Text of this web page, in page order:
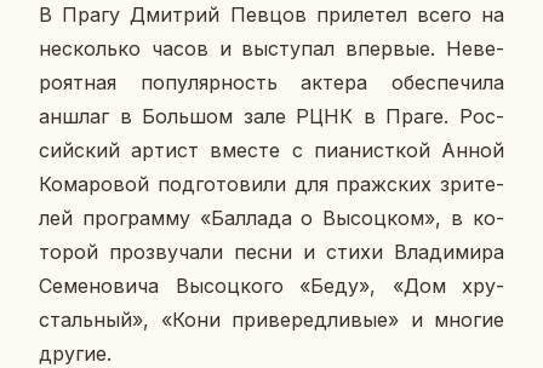
В Прагу Дмит­рий Певцов при­ле­тел всего на
несколь­ко часов и вы­сту­пал впер­вые. Неве­
ро­ят­ная по­пу­ляр­ность актера обес­пе­чи­ла
аншлаг в Боль­шом зале РЦНК в Праге. Рос­
сий­ский артист вместе с пи­а­нист­кой Анной
Ко­ма­ро­вой под­го­то­ви­ли для праж­ских зри­те­
лей про­грам­му «Бал­ла­да о Вы­соц­ком», в ко­
то­рой про­зву­ча­ли песни и стихи Вла­ди­ми­ра
Се­ме­но­ви­ча Вы­соц­ко­го «Беду», «Дом хру­
сталь­ный», «Кони при­ве­ред­ли­вые» и многие
другие.